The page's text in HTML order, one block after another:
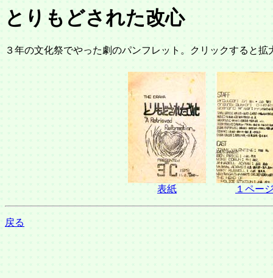
とりもどされた改心
３年の文化祭でやった劇のパンフレット。クリックすると拡
表紙 １ペー
戻る